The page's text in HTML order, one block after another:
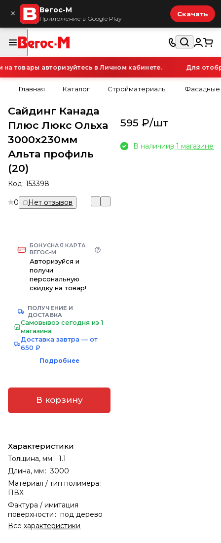
× Вегос-М
Приложение в Google Play
Скачать
товары авторизуйтесь в Личном кабинете. Для
Главная Каталог Стройматериалы Фасадные
Сайдинг Канада
Плюс Люкс Ольха
3000х230мм
Альта профиль
(20)
Код: 153398
0 Нет отзывов
БОНУСНАЯ КАРТА
ВЕГОС-М
Авторизуйся и
получи
персональную
скидку на товар!
ПОЛУЧЕНИЕ И
ДОСТАВКА
Самовывоз сегодня из 1
магазина
Доставка завтра — от
650 ₽
Подробнее
В корзину
Характеристики
Толщина, мм : 1.1
Длина, мм : 3000
Материал / тип полимера :
ПВХ
Фактура / имитация
поверхности : под дерево
Все характеристики
595 ₽/шт
В наличиив 1 магазине